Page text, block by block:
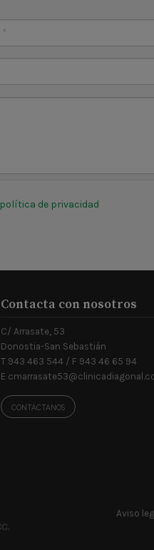
política de privacidad
Contacta con nosotros
C/ Arrasate, 53
Donostia-San Sebastián
T 943 463 544 / F 943 46 65 94
E
CONTÁCTANOS
Aviso